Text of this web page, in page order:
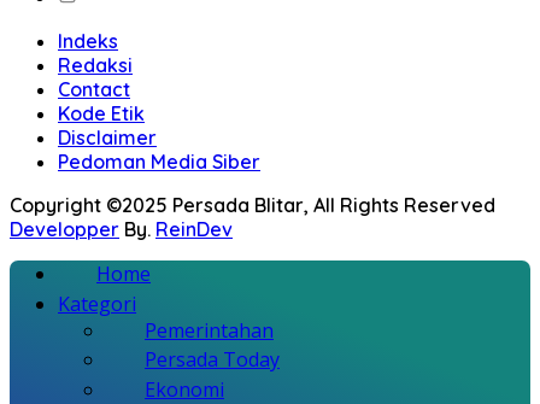
Indeks
Redaksi
Contact
Kode Etik
Disclaimer
Pedoman Media Siber
Copyright ©2025 Persada Blitar, All Rights Reserved
Developper By. ReinDev
Home
Kategori
Pemerintahan
Persada Today
Ekonomi